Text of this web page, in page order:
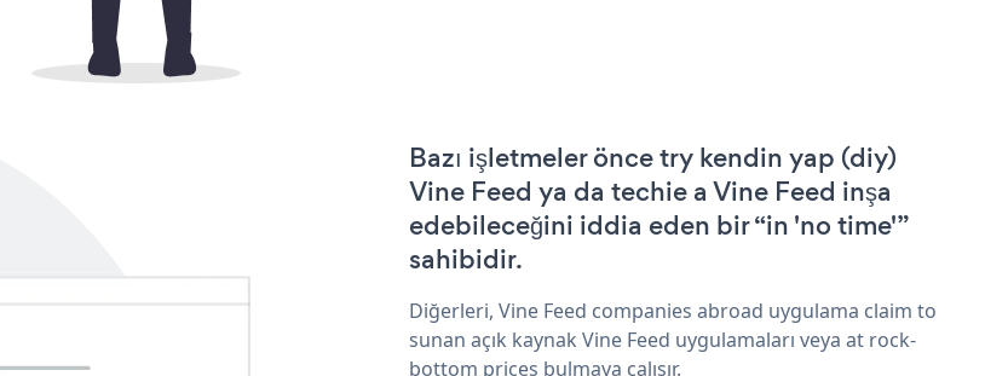
Bazı işletmeler önce try kendin yap (diy)
Vine Feed ya da techie a Vine Feed inşa
edebileceğini iddia eden bir “in 'no time'”
sahibidir.
Diğerleri, Vine Feed companies abroad uygulama claim to
sunan açık kaynak Vine Feed uygulamaları veya at rock-
bottom prices bulmaya çalışır.